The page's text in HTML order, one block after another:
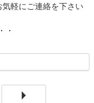
気軽にご連絡を下さい
・